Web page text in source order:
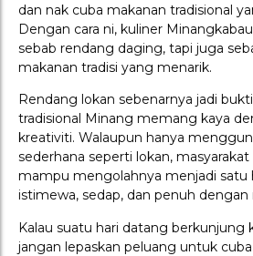
dan nak cuba makanan tradisional
Dengan cara ni, kuliner
sebab rendang daging, tapi juga
makanan tradisi yang menarik.
Rendang lokan sebenarnya jadi
tradisional Minang memang kaya
kreativiti. Walaupun hanya
sederhana seperti lokan,
mampu mengolahnya menjadi satu
istimewa, sedap, dan penuh dengan
Kalau suatu hari datang berkunjung
jangan lepaskan peluang untuk